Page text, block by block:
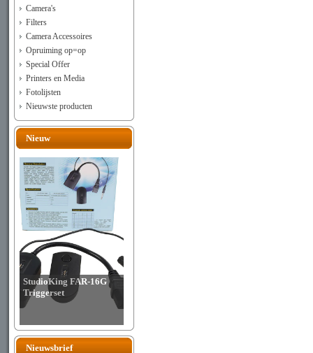
Camera's
Filters
Camera Accessoires
Opruiming op=op
Special Offer
Printers en Media
Fotolijsten
Nieuwste producten
Nieuw
StudioKing FAR-16G
Triggerset
Nieuwsbrief